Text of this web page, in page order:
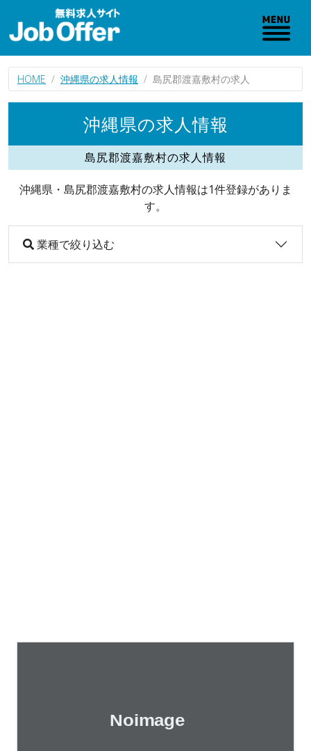
HOME 沖縄県の求人情報 島尻郡渡嘉敷村の求人
沖縄県の求人情報
島尻郡渡嘉敷村の求人情報
沖縄県・島尻郡渡嘉敷村の求人情報は1件登録がありま
す。
業種で絞り込む